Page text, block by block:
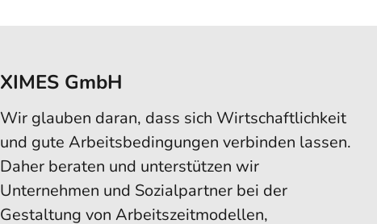
XIMES GmbH
Wir glauben daran, dass sich Wirtschaftlichkeit
und gute Arbeitsbedingungen verbinden lassen.
Daher beraten und unterstützen wir
Unternehmen und Sozialpartner bei der
Gestaltung von Arbeitszeitmodellen,